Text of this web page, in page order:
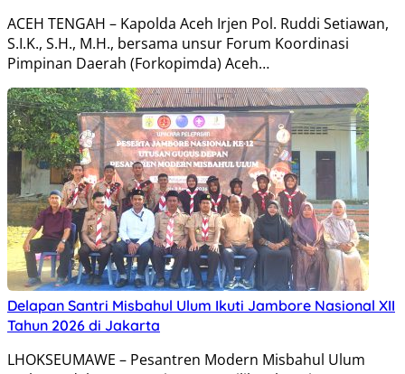
ACEH TENGAH – Kapolda Aceh Irjen Pol. Ruddi Setiawan,
S.I.K., S.H., M.H., bersama unsur Forum Koordinasi
Pimpinan Daerah (Forkopimda) Aceh…
Delapan Santri Misbahul Ulum Ikuti Jambore Nasional XII
Tahun 2026 di Jakarta
LHOKSEUMAWE – Pesantren Modern Misbahul Ulum